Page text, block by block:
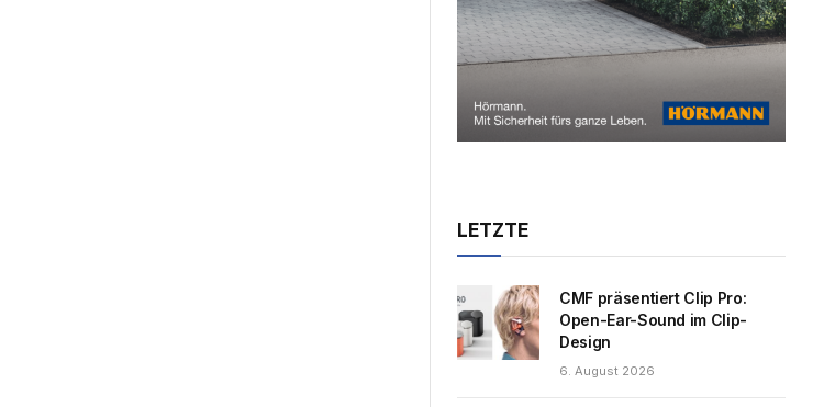
LETZTE
CMF präsentiert Clip Pro:
Open-Ear-Sound im Clip-
Design
6. August 2026